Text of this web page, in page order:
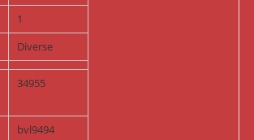
1
Diverse
34955
bvl9494